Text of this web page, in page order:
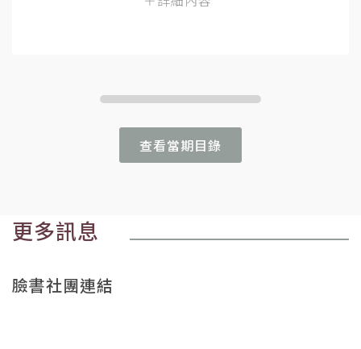
查看當期目錄
更多訊息
臉書社團連結